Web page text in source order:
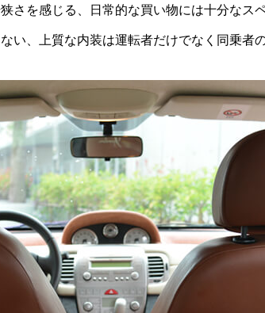
さを感じる、日常的な買い物には十分なスペ
い、上質な内装は運転者だけでなく同乗者